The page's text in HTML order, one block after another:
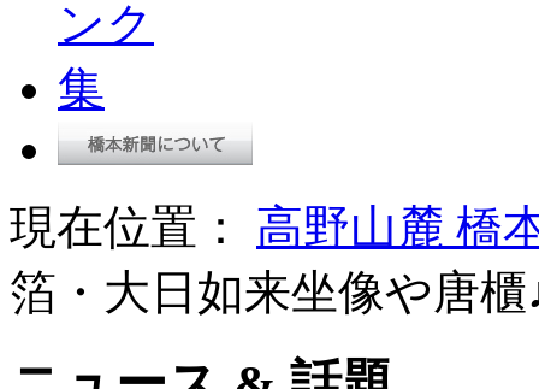
現在位置： 高野山麓 橋
箔・大日如来坐像や唐